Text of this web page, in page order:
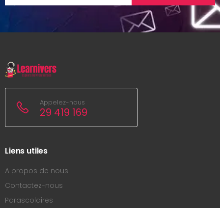
Appelez-nous
29 419 169
Liens utiles
A propos de nous
Contactez-nous
Parascolaires